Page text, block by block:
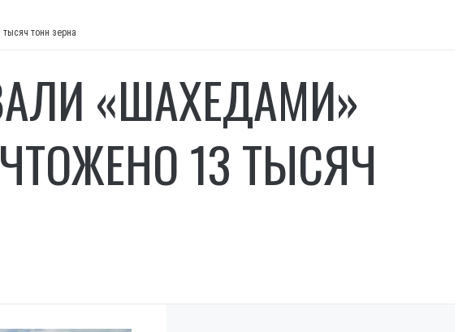
тонн зерна
«ШАХЕДАМИ»
13 ТЫСЯЧ